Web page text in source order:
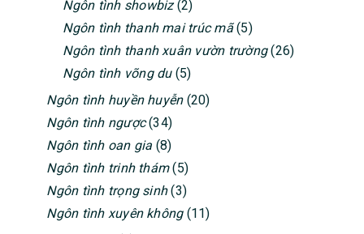
Ngôn tình showbiz(2)
Ngôn tình thanh mai trúc mã(5)
Ngôn tình thanh xuân vườn trường(26)
Ngôn tình võng du(5)
Ngôn tình huyền huyễn(20)
Ngôn tình ngược(34)
Ngôn tình oan gia (8)
Ngôn tình trinh thám(5)
Ngôn tình trọng sinh(3)
Ngôn tình xuyên không(11)